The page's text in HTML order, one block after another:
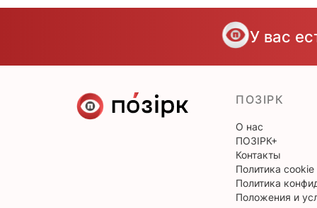
У вас
ПОЗІРК
О нас
ПОЗІРК+
Контакты
Политика cookie
Политика
Положения и